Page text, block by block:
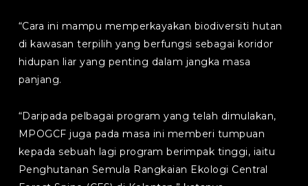
“Cara ini mampu memperkayakan biodiversiti hutan
di kawasan terpilih yang berfungsi sebagai koridor
hidupan liar yang penting dalam jangka masa
panjang.
“Daripada pelbagai program yang telah dimulakan,
MPOGCF juga pada masa ini memberi tumpuan
kepada sebuah lagi program berimpak tinggi, iaitu
Penghutanan Semula Rangkaian Ekologi Central